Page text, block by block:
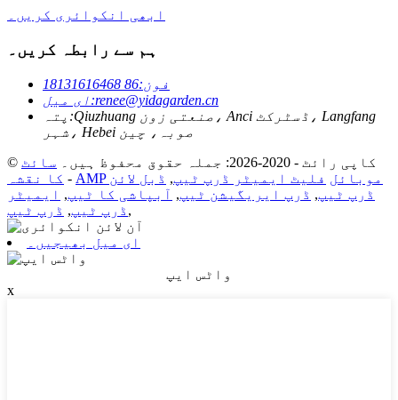
ابھی انکوائری کریں۔
ہم سے رابطہ کریں۔
فون:86 18131616468
ای میل:renee@yidagarden.cn
پتہ:Qiuzhuang صنعتی زون، Anci ڈسٹرکٹ، Langfang
شہر، Hebei صوبہ، چین
© کاپی رائٹ - 2020-2026: جملہ حقوق محفوظ ہیں۔
سائٹ
کا نقشہ - AMP موبائل فلیٹ ایمیٹر ڈرپ ٹیپ, ڈبل لائن
ڈرپ ٹیپ, ڈرپ ایریگیشن ٹیپ, آبپاشی کا ٹیپ, ایمیٹر
ڈرپ ٹیپ, ڈرپ ٹیپ ,
ای میل بھیجیں۔
واٹس ایپ
x